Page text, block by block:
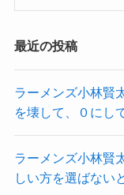
最近の投稿
ラーメンズ小林賢
を壊して、０にし
ラーメンズ小林賢
しい方を選ばない